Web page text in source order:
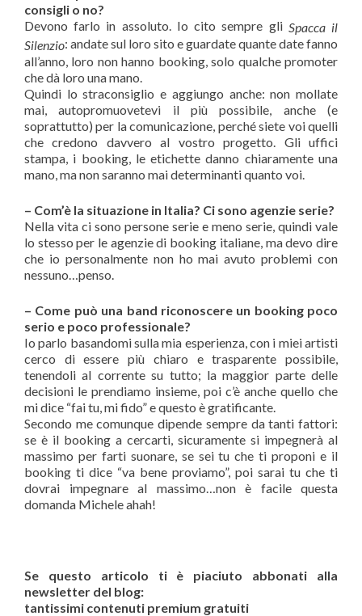
consigli o no?
Devono farlo in assoluto. Io cito sempre gli Spacca il
Silenzio: andate sul loro sito e guardate quante date fanno
all’anno, loro non hanno booking, solo qualche promoter
che dà loro una mano.
Quindi lo straconsiglio e aggiungo anche: non mollate
mai, autopromuovetevi il più possibile, anche (e
soprattutto) per la comunicazione, perché siete voi quelli
che credono davvero al vostro progetto. Gli uffici
stampa, i booking, le etichette danno chiaramente una
mano, ma non saranno mai determinanti quanto voi.
– Com’è la situazione in Italia? Ci sono agenzie serie?
Nella vita ci sono persone serie e meno serie, quindi vale
lo stesso per le agenzie di booking italiane, ma devo dire
che io personalmente non ho mai avuto problemi con
nessuno…penso.
– Come può una band riconoscere un booking poco
serio e poco professionale?
Io parlo basandomi sulla mia esperienza, con i miei artisti
cerco di essere più chiaro e trasparente possibile,
tenendoli al corrente su tutto; la maggior parte delle
decisioni le prendiamo insieme, poi c’è anche quello che
mi dice “fai tu, mi fido” e questo è gratificante.
Secondo me comunque dipende sempre da tanti fattori:
se è il booking a cercarti, sicuramente si impegnerà al
massimo per farti suonare, se sei tu che ti proponi e il
booking ti dice “va bene proviamo”, poi sarai tu che ti
dovrai impegnare al massimo…non è facile questa
domanda Michele ahah!
Se questo articolo ti è piaciuto abbonati alla
newsletter del blog:
tantissimi contenuti premium gratuiti